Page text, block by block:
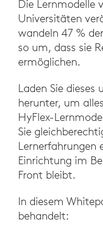
Die Lernmodelle
Universitäten
wandeln 47 %
so um, dass sie
ermöglichen.
Laden Sie dieses
herunter, um
HyFlex-
Sie
Lernerfahrungen
Einrichtung im
Front bleibt.
In diesem
behandelt: